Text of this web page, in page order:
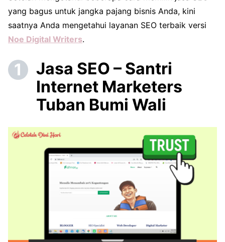
yang bagus untuk jangka pajang bisnis Anda, kini
saatnya Anda mengetahui layanan SEO terbaik versi
Noe Digital Writers.
Jasa SEO – Santri
Internet Marketers
Tuban Bumi Wali